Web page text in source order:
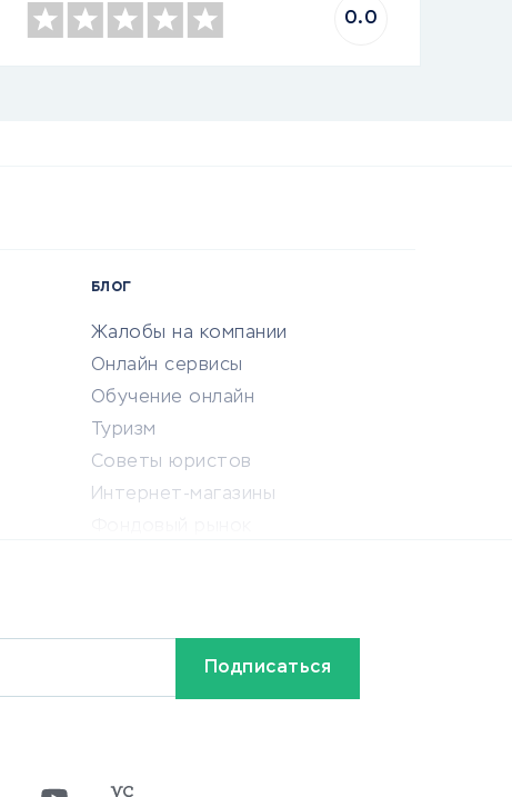
0.0
БЛОГ
Жалобы на компании
Онлайн сервисы
Обучение онлайн
Туризм
Советы юристов
Интернет-магазины
Бонусы и акции